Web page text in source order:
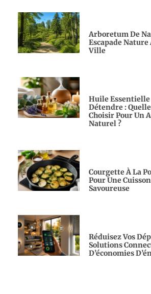
Arboretum De
Escapade
Ville
Huile Essentielle
Détendre :
Choisir Pour Un
Naturel ?
Courgette À La
Pour Une
Savoureuse
Réduisez Vos
Solutions
D’économies